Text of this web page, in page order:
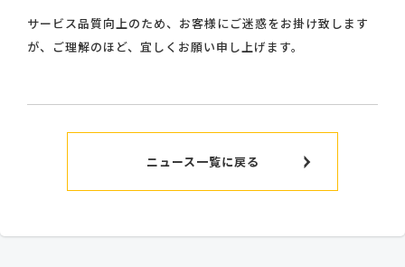
サービス品質向上のため、お客様にご迷惑をお掛け致します
が、ご理解のほど、宜しくお願い申し上げます。
ニュース一覧に戻る